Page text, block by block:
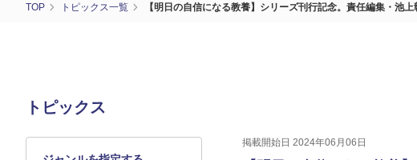
TOP トピックス一覧 【明日の自信になる教養】シリーズ刊行記念。責任編集・池
トピックス
掲載開始日 2024年06月06日